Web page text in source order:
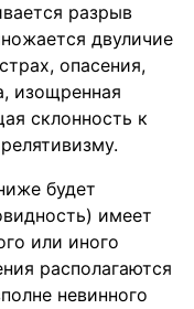
разрыв
двуличие
опасения,
изощренная
склонность к
будет
имеет
или иного
располагаются
невинного